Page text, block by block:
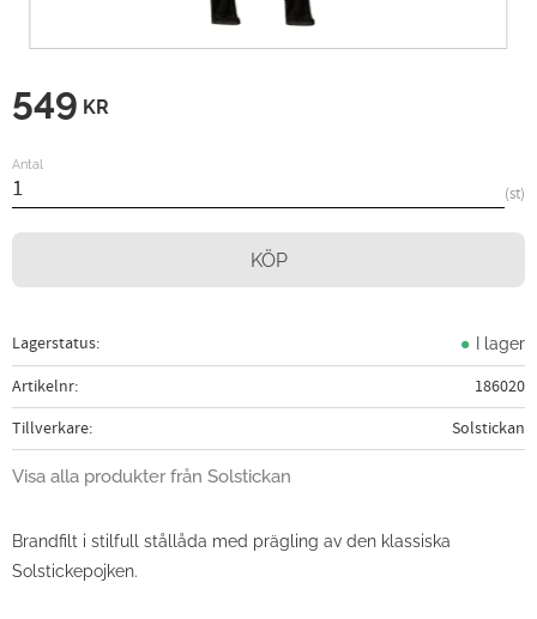
549 KR
Antal
st
KÖP
Lagerstatus I lager
Artikelnr
186020
Tillverkare
Solstickan
Visa alla produkter från Solstickan
Brandfilt i stilfull stållåda med prägling av den klassiska
Solstickepojken.